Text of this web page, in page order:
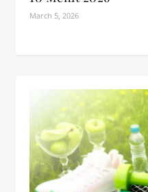
March 5, 2026